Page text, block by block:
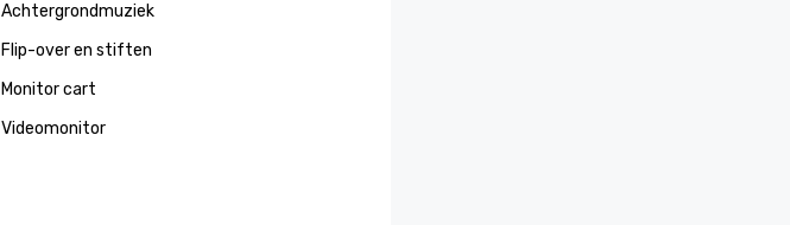
Achtergrondmuziek
Flip-over en stiften
Monitor cart
Videomonitor